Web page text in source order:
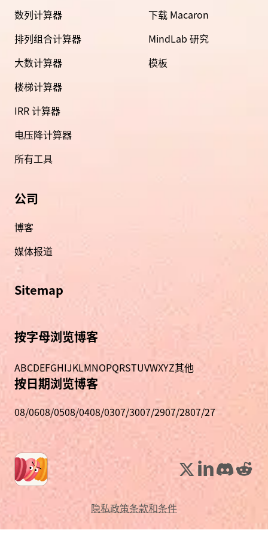
数列计算器
排列组合计算器
大数计算器
楼梯计算器
IRR 计算器
电压降计算器
所有工具
下载 Macaron
MindLab 研究
模板
公司
博客
媒体报道
Sitemap
按字母浏览博客
ABCDEFGHIJKLMNOPQRSTUVWXYZ其他
按日期浏览博客
08/0608/0508/0408/0307/3007/2907/2807/27
隐私政策条款和条件